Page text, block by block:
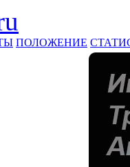
ПОЛОЖЕНИЕ